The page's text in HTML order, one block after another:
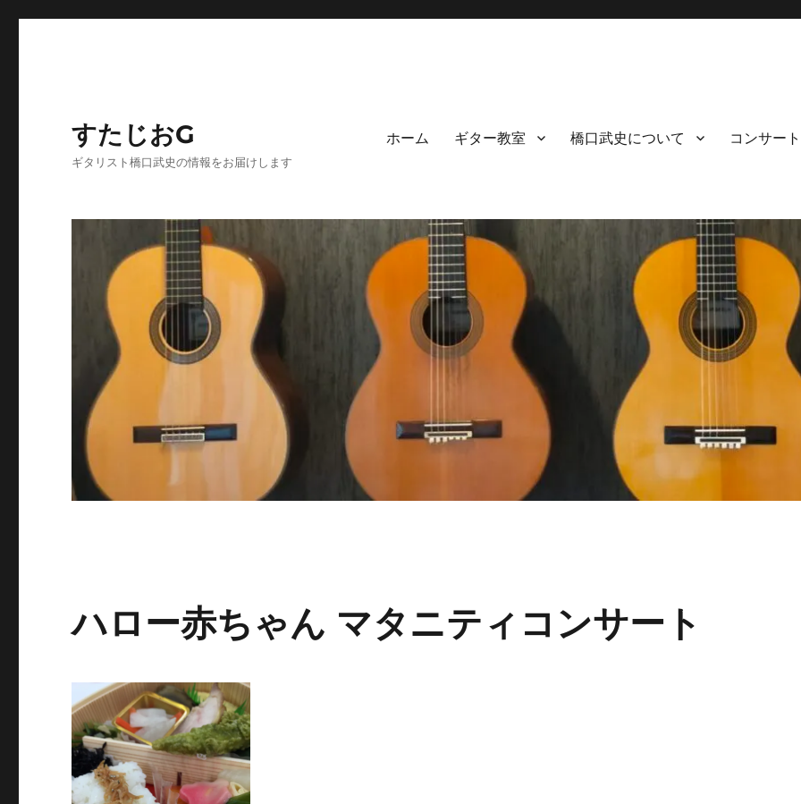
すたじおG
ギタリスト橋口武史の情報をお届けします
ホーム ギター教室 橋口武史について コンサート
ハロー赤ちゃん マタニティコンサート